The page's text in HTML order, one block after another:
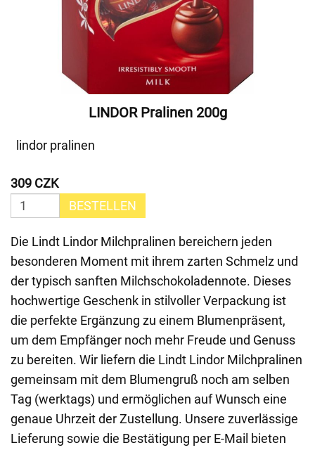
LINDOR Pralinen 200g
lindor pralinen
309 CZK
BESTELLEN
Die Lindt Lindor Milchpralinen bereichern jeden
besonderen Moment mit ihrem zarten Schmelz und
der typisch sanften Milchschokoladennote. Dieses
hochwertige Geschenk in stilvoller Verpackung ist
die perfekte Ergänzung zu einem Blumenpräsent,
um dem Empfänger noch mehr Freude und Genuss
zu bereiten. Wir liefern die Lindt Lindor Milchpralinen
gemeinsam mit dem Blumengruß noch am selben
Tag (werktags) und ermöglichen auf Wunsch eine
genaue Uhrzeit der Zustellung. Unsere zuverlässige
Lieferung sowie die Bestätigung per E-Mail bieten